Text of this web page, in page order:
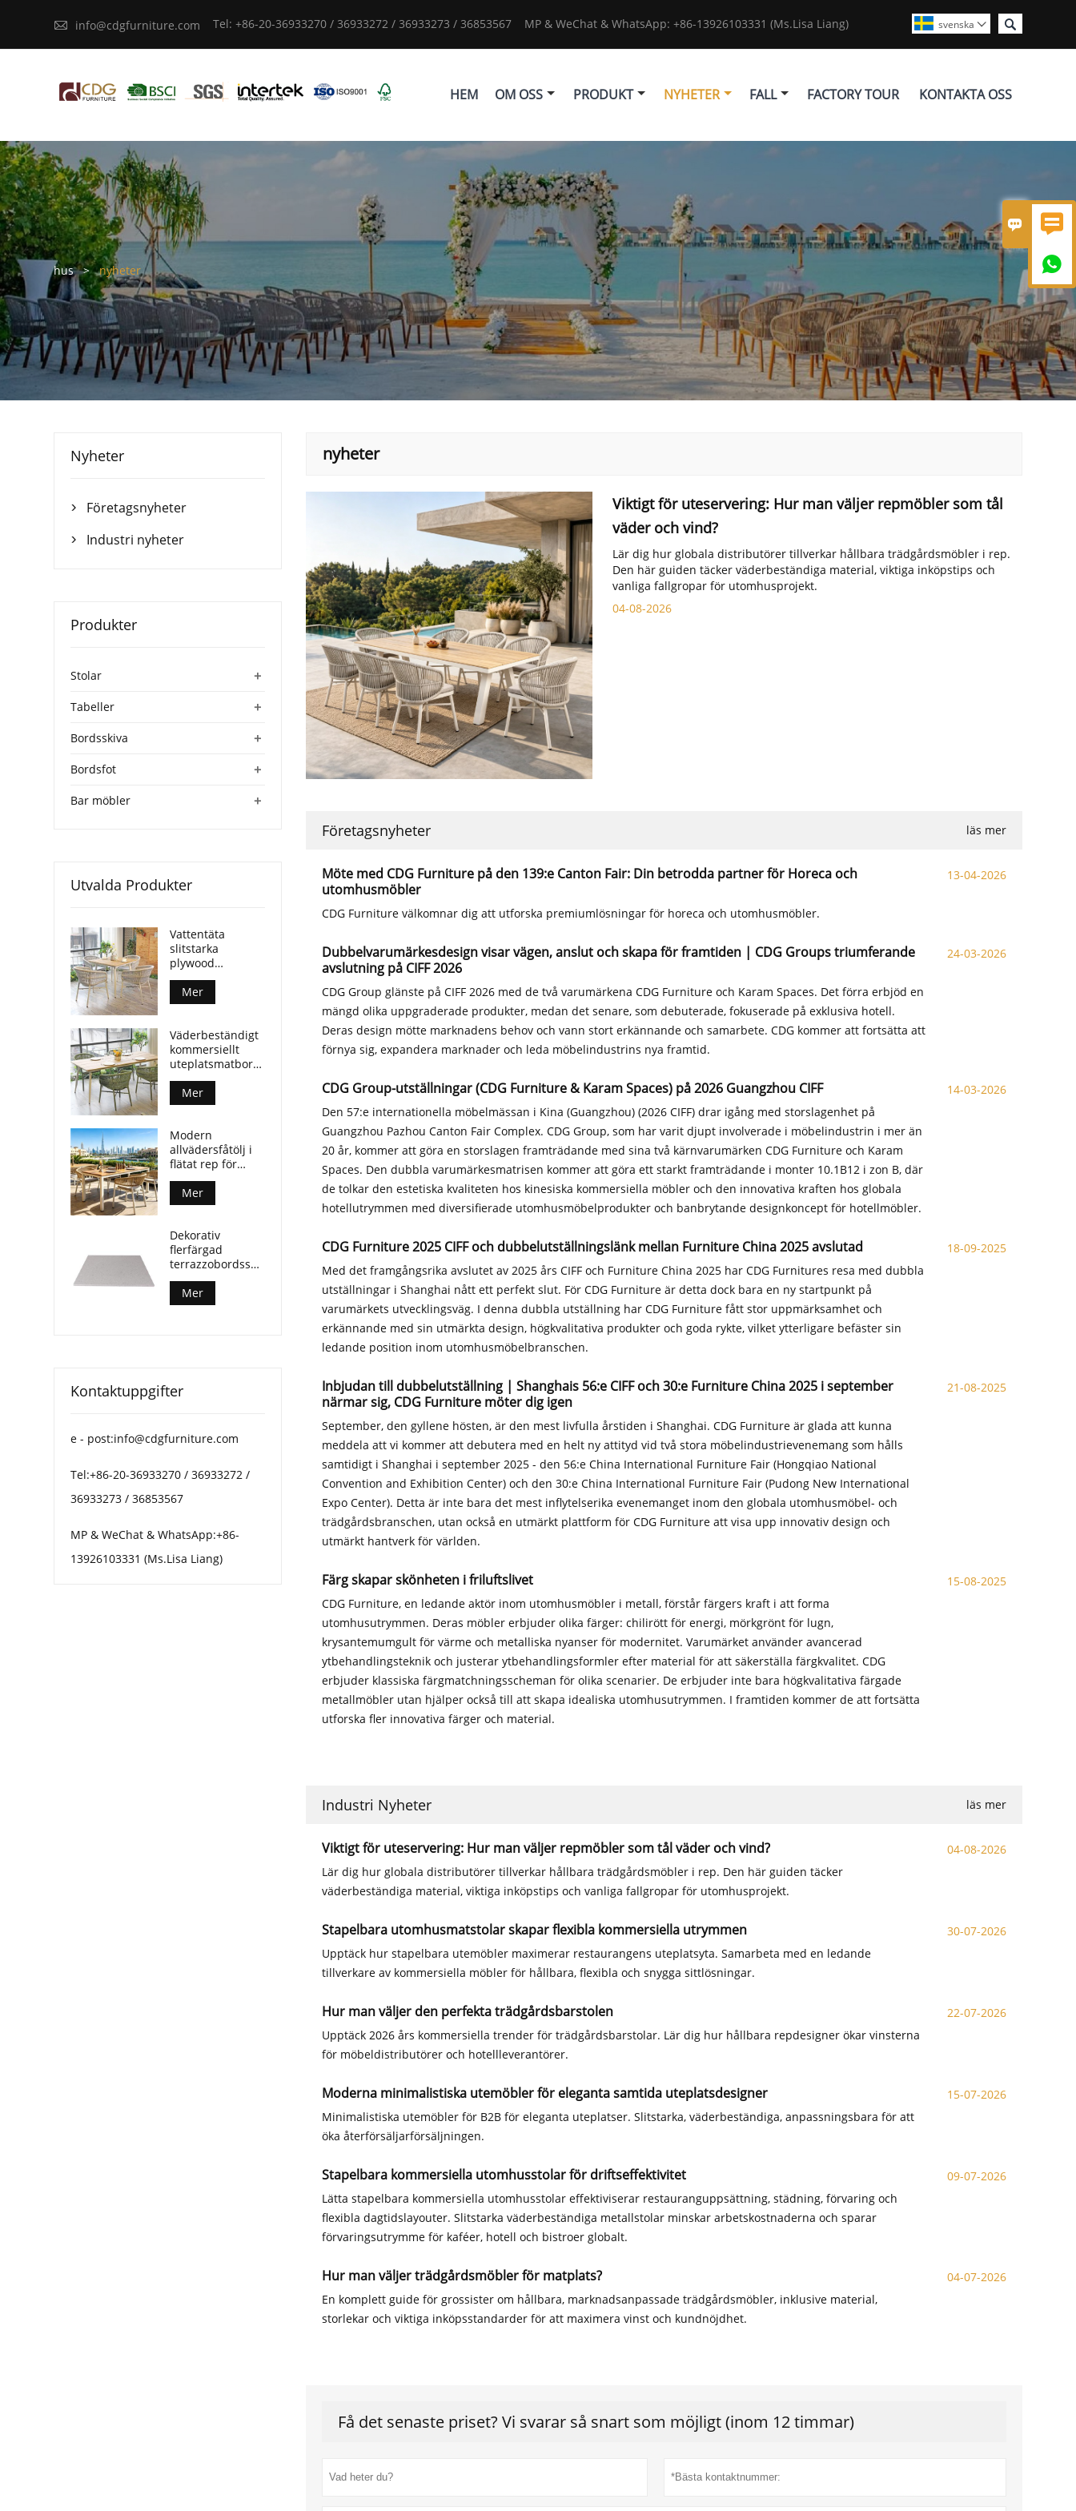
 

 info@cdgfurniture.com Tel: +86-20-36933270 / 36933272 / 36933273 / 36853567 MP & WeChat & WhatsApp: +86-13926103331 (Ms.Lisa Liang) 
svenska 
HEM OM OSS PRODUKT NYHETER FALL FACTORY TOUR KONTAKTA OSS
hus > nyheter
nyheter
Viktigt för uteservering: Hur man väljer repmöbler som tål
väder och vind?
Lär dig hur globala distributörer tillverkar hållbara trädgårdsmöbler i rep.
Den här guiden täcker väderbeständiga material, viktiga inköpstips och
vanliga fallgropar för utomhusprojekt.
04-08-2026
Företagsnyheter läs mer
Möte med CDG Furniture på den 139:e Canton Fair: Din betrodda partner för Horeca och
utomhusmöbler
CDG Furniture välkomnar dig att utforska premiumlösningar för horeca och utomhusmöbler.
13-04-2026
Dubbelvarumärkesdesign visar vägen, anslut och skapa för framtiden | CDG Groups triumferande
avslutning på CIFF 2026
CDG Group glänste på CIFF 2026 med de två varumärkena CDG Furniture och Karam Spaces. Det förra erbjöd en
mängd olika uppgraderade produkter, medan det senare, som debuterade, fokuserade på exklusiva hotell.
Deras design mötte marknadens behov och vann stort erkännande och samarbete. CDG kommer att fortsätta att
förnya sig, expandera marknader och leda möbelindustrins nya framtid.
24-03-2026
CDG Group-utställningar (CDG Furniture & Karam Spaces) på 2026 Guangzhou CIFF
Den 57:e internationella möbelmässan i Kina (Guangzhou) (2026 CIFF) drar igång med storslagenhet på
Guangzhou Pazhou Canton Fair Complex. CDG Group, som har varit djupt involverade i möbelindustrin i mer än
20 år, kommer att göra en storslagen framträdande med sina två kärnvarumärken CDG Furniture och Karam
Spaces. Den dubbla varumärkesmatrisen kommer att göra ett starkt framträdande i monter 10.1B12 i zon B, där
de tolkar den estetiska kvaliteten hos kinesiska kommersiella möbler och den innovativa kraften hos globala
hotellutrymmen med diversifierade utomhusmöbelprodukter och banbrytande designkoncept för hotellmöbler.
14-03-2026
CDG Furniture 2025 CIFF och dubbelutställningslänk mellan Furniture China 2025 avslutad
Med det framgångsrika avslutet av 2025 års CIFF och Furniture China 2025 har CDG Furnitures resa med dubbla
utställningar i Shanghai nått ett perfekt slut. För CDG Furniture är detta dock bara en ny startpunkt på
varumärkets utvecklingsväg. I denna dubbla utställning har CDG Furniture fått stor uppmärksamhet och
erkännande med sin utmärkta design, högkvalitativa produkter och goda rykte, vilket ytterligare befäster sin
ledande position inom utomhusmöbelbranschen.
18-09-2025
Inbjudan till dubbelutställning | Shanghais 56:e CIFF och 30:e Furniture China 2025 i september
närmar sig, CDG Furniture möter dig igen
September, den gyllene hösten, är den mest livfulla årstiden i Shanghai. CDG Furniture är glada att kunna
meddela att vi kommer att debutera med en helt ny attityd vid två stora möbelindustrievenemang som hålls
samtidigt i Shanghai i september 2025 - den 56:e China International Furniture Fair (Hongqiao National
Convention and Exhibition Center) och den 30:e China International Furniture Fair (Pudong New International
Expo Center). Detta är inte bara det mest inflytelserika evenemanget inom den globala utomhusmöbel- och
trädgårdsbranschen, utan också en utmärkt plattform för CDG Furniture att visa upp innovativ design och
utmärkt hantverk för världen.
21-08-2025
Färg skapar skönheten i friluftslivet
CDG Furniture, en ledande aktör inom utomhusmöbler i metall, förstår färgers kraft i att forma
utomhusutrymmen. Deras möbler erbjuder olika färger: chilirött för energi, mörkgrönt för lugn,
krysantemumgult för värme och metalliska nyanser för modernitet. Varumärket använder avancerad
ytbehandlingsteknik och justerar ytbehandlingsformler efter material för att säkerställa färgkvalitet. CDG
erbjuder klassiska färgmatchningsscheman för olika scenarier. De erbjuder inte bara högkvalitativa färgade
metallmöbler utan hjälper också till att skapa idealiska utomhusutrymmen. I framtiden kommer de att fortsätta
utforska fler innovativa färger och material.
15-08-2025
Industri Nyheter läs mer
Viktigt för uteservering: Hur man väljer repmöbler som tål väder och vind?
Lär dig hur globala distributörer tillverkar hållbara trädgårdsmöbler i rep. Den här guiden täcker
väderbeständiga material, viktiga inköpstips och vanliga fallgropar för utomhusprojekt.
04-08-2026
Stapelbara utomhusmatstolar skapar flexibla kommersiella utrymmen
Upptäck hur stapelbara utemöbler maximerar restaurangens uteplatsyta. Samarbeta med en ledande
tillverkare av kommersiella möbler för hållbara, flexibla och snygga sittlösningar.
30-07-2026
Hur man väljer den perfekta trädgårdsbarstolen
Upptäck 2026 års kommersiella trender för trädgårdsbarstolar. Lär dig hur hållbara repdesigner ökar vinsterna
för möbeldistributörer och hotellleverantörer.
22-07-2026
Moderna minimalistiska utemöbler för eleganta samtida uteplatsdesigner
Minimalistiska utemöbler för B2B för eleganta uteplatser. Slitstarka, väderbeständiga, anpassningsbara för att
öka återförsäljarförsäljningen.
15-07-2026
Stapelbara kommersiella utomhusstolar för driftseffektivitet
Lätta stapelbara kommersiella utomhusstolar effektiviserar restauranguppsättning, städning, förvaring och
flexibla dagtidslayouter. Slitstarka väderbeständiga metallstolar minskar arbetskostnaderna och sparar
förvaringsutrymme för kaféer, hotell och bistroer globalt.
09-07-2026
Hur man väljer trädgårdsmöbler för matplats?
En komplett guide för grossister om hållbara, marknadsanpassade trädgårdsmöbler, inklusive material,
storlekar och viktiga inköpsstandarder för att maximera vinst och kundnöjdhet.
04-07-2026
Få det senaste priset? Vi svarar så snart som möjligt (inom 12 timmar)
Nyheter
 Företagsnyheter
 Industri nyheter
Produkter
+
Stolar
+
Tabeller
+
Bordsskiva
+
Bordsfot
+
Bar möbler
Utvalda Produkter
Vattentäta
slitstarka
plywood
utomhusbord
aluminiumben
för kommersiella
Mer
Väderbeständigt
kommersiellt
uteplatsmatbord
i plywood med
aluminiumben
Mer
Modern
allvädersfåtölj i
flätat rep för
utomhusmatplatser
Mer
Dekorativ
flerfärgad
terrazzobordsskiva
för soffbord på
uteplatsen
Mer
Kontaktuppgifter
e - post:info@cdgfurniture.com
Tel:+86-20-36933270 / 36933272 /
36933273 / 36853567
MP & WeChat & WhatsApp:+86-
13926103331 (Ms.Lisa Liang)